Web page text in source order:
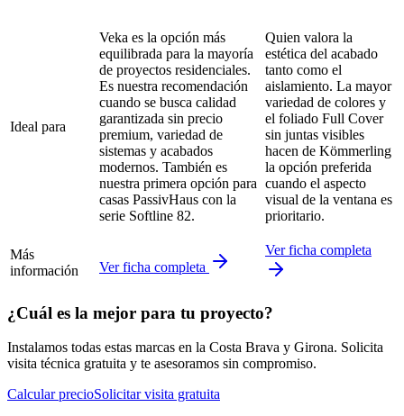
Ideal para
Veka es la opción más
equilibrada para la mayoría
de proyectos residenciales.
Es nuestra recomendación
cuando se busca calidad
garantizada sin precio
premium, variedad de
sistemas y acabados
modernos. También es
nuestra primera opción para
casas PassivHaus con la
serie Softline 82.
Quien valora la
estética del acabado
tanto como el
aislamiento. La mayor
variedad de colores y
el foliado Full Cover
sin juntas visibles
hacen de Kömmerling
la opción preferida
cuando el aspecto
visual de la ventana es
prioritario.
Más
información
Ver ficha completa
Ver ficha completa
¿Cuál es la mejor para tu proyecto?
Instalamos todas estas marcas en la Costa Brava y Girona. Solicita
visita técnica gratuita y te asesoramos sin compromiso.
Calcular precioSolicitar visita gratuita